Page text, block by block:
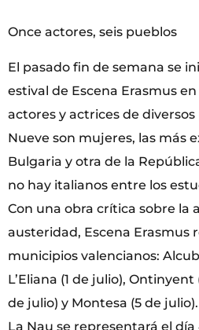
Once actores, seis pueblos
El pasado fin de semana se
estival de Escena Erasmus
actores y actrices de diversos
Nueve son mujeres, las más
Bulgaria y otra de la
no hay italianos entre los
Con una obra crítica sobre la
austeridad, Escena Erasmus
municipios valencianos:
L’Eliana (1 de julio), Ontinyent
de julio) y Montesa (5 de
La Nau se representará el día